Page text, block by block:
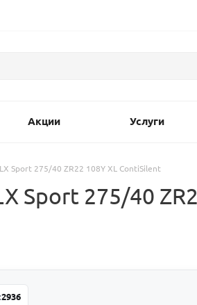
Акции Услуги
Sport 275/40 ZR22 108Y XL ContiSilent
275/40
2936